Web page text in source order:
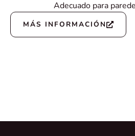
Adecuado para
MÁS INFORMACIÓN